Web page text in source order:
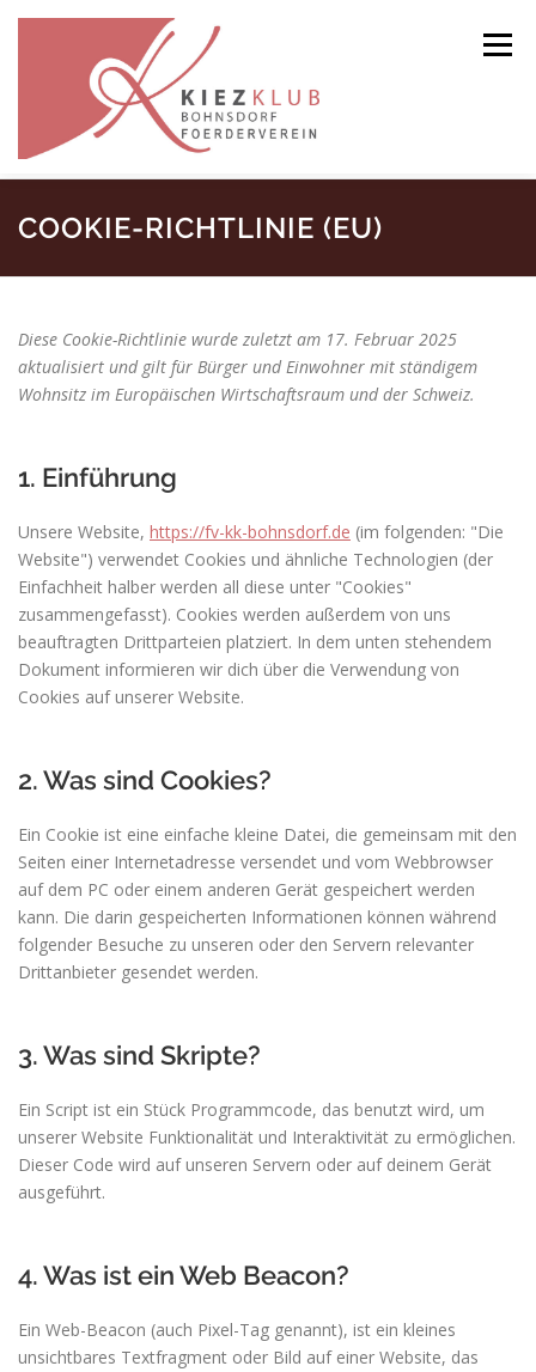
Zum
Menü
STARTSEITE VERANSTALTUNGEN
COOKIE-RICHTLINIE (EU)
Diese Cookie-Richtlinie wurde zuletzt am 17. Februar 2025
aktualisiert und gilt für Bürger und Einwohner mit ständigem
Wohnsitz im Europäischen Wirtschaftsraum und der Schweiz.
1. Einführung
Unsere Website, https://fv-kk-bohnsdorf.de (im folgenden: "Die
Website") verwendet Cookies und ähnliche Technologien (der
Einfachheit halber werden all diese unter "Cookies"
zusammengefasst). Cookies werden außerdem von uns
beauftragten Drittparteien platziert. In dem unten stehendem
Dokument informieren wir dich über die Verwendung von
Cookies auf unserer Website.
2. Was sind Cookies?
Ein Cookie ist eine einfache kleine Datei, die gemeinsam mit den
Seiten einer Internetadresse versendet und vom Webbrowser
auf dem PC oder einem anderen Gerät gespeichert werden
kann. Die darin gespeicherten Informationen können während
folgender Besuche zu unseren oder den Servern relevanter
Drittanbieter gesendet werden.
3. Was sind Skripte?
Ein Script ist ein Stück Programmcode, das benutzt wird, um
unserer Website Funktionalität und Interaktivität zu ermöglichen.
Dieser Code wird auf unseren Servern oder auf deinem Gerät
ausgeführt.
4. Was ist ein Web Beacon?
Ein Web-Beacon (auch Pixel-Tag genannt), ist ein kleines
unsichtbares Textfragment oder Bild auf einer Website, das